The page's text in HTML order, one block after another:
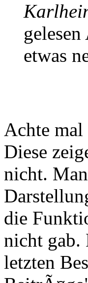
etwas
Achte mal
Diese
nicht.
die
nicht gab.
letzten